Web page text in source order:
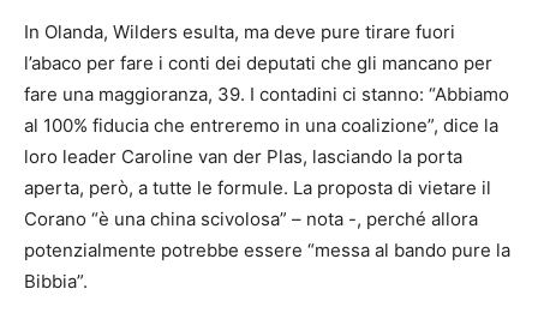
In Olanda, Wilders esulta, ma deve pure tirare fuori
l’abaco per fare i conti dei deputati che gli mancano per
fare una maggioranza, 39. I contadini ci stanno: “Abbiamo
al 100% fiducia che entreremo in una coalizione”, dice la
loro leader Caroline van der Plas, lasciando la porta
aperta, però, a tutte le formule. La proposta di vietare il
Corano “è una china scivolosa” – nota -, perché allora
potenzialmente potrebbe essere “messa al bando pure la
Bibbia”.